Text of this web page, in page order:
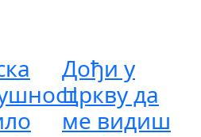
Дођи у
Цркву да
ме видиш